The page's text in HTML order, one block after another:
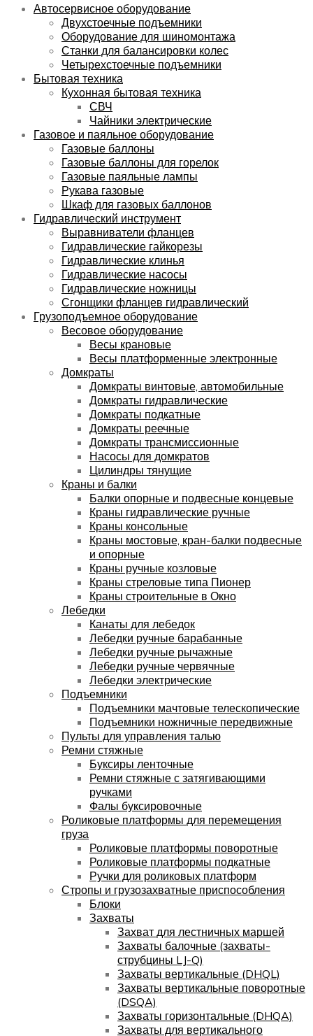
Автосервисное оборудование
Двухстоечные подъемники
Оборудование для шиномонтажа
Станки для балансировки колес
Четырехстоечные подъемники
Бытовая техника
Кухонная бытовая техника
СВЧ
Чайники электрические
Газовое и паяльное оборудование
Газовые баллоны
Газовые баллоны для горелок
Газовые паяльные лампы
Рукава газовые
Шкаф для газовых баллонов
Гидравлический инструмент
Выравниватели фланцев
Гидравлические гайкорезы
Гидравлические клинья
Гидравлические насосы
Гидравлические ножницы
Сгонщики фланцев гидравлический
Грузоподъемное оборудование
Весовое оборудование
Весы крановые
Весы платформенные электронные
Домкраты
Домкраты винтовые, автомобильные
Домкраты гидравлические
Домкраты подкатные
Домкраты реечные
Домкраты трансмиссионные
Насосы для домкратов
Цилиндры тянущие
Краны и балки
Балки опорные и подвесные концевые
Краны гидравлические ручные
Краны консольные
Краны мостовые, кран-балки подвесные
и опорные
Краны ручные козловые
Краны стреловые типа Пионер
Краны строительные в Окно
Лебедки
Канаты для лебедок
Лебедки ручные барабанные
Лебедки ручные рычажные
Лебедки ручные червячные
Лебедки электрические
Подъемники
Подъемники мачтовые телескопические
Подъемники ножничные передвижные
Пульты для управления талью
Ремни стяжные
Буксиры ленточные
Ремни стяжные с затягивающими
ручками
Фалы буксировочные
Роликовые платформы для перемещения
груза
Роликовые платформы поворотные
Роликовые платформы подкатные
Ручки для роликовых платформ
Стропы и грузозахватные приспособления
Блоки
Захваты
Захват для лестничных маршей
Захваты балочные (захваты-
струбцины LJ-Q)
Захваты вертикальные (DHQL)
Захваты вертикальные поворотные
(DSQA)
Захваты горизонтальные (DHQA)
Захваты для вертикального